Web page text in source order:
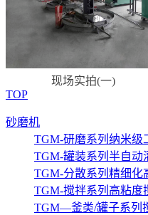
现场实
TOP
砂磨机
TGM-研磨系列纳米级
TGM-罐装系列半自动
TGM-分散系列精细化
TGM-搅拌系列高粘度
TGM—釜类/罐子系列